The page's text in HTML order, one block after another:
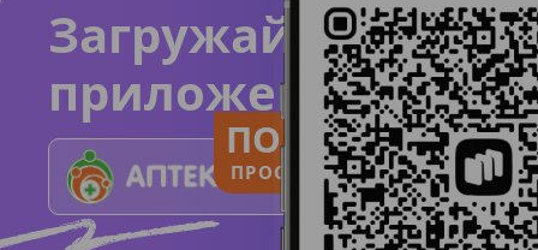
Загружайте
приложение
ПОЛЬЗУЙСЯ
ПРОСТО И ПОНЯТНО